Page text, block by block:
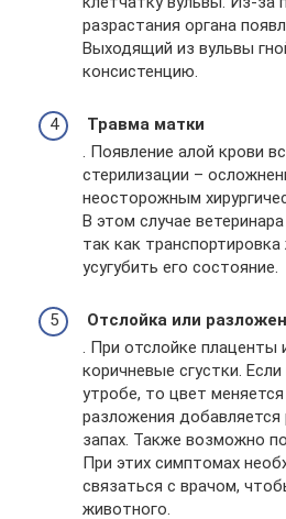
разрастания органа
Выходящий из вульвы
консистенцию.
Травма матки
. Появление алой крови
стерилизации –
неосторожным
В этом случае
так как
усугубить его состояние.
Отслойка или
. При отслойке
коричневые сгустки.
утробе, то цвет
разложения добавляется
запах. Также возможно
При этих симптомах
связаться с врачом,
животного.